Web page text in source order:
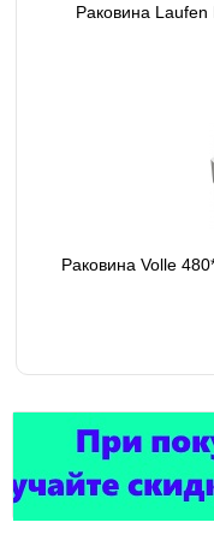
Раковина
Раковина Volle